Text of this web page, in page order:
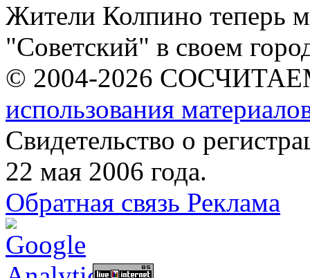
Жители Колпино теперь
"Советский" в своем
© 2004-2026
использования
Свидетельство о
22 мая 2006 года.
Обратная связь Реклама